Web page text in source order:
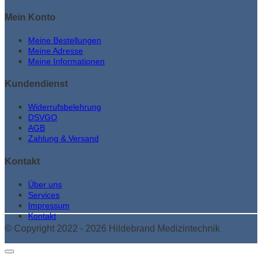
Mein Konto
Meine Bestellungen
Meine Adresse
Meine Informationen
Kundendienst
Widerrufsbelehrung
DSVGO
AGB
Zahlung & Versand
Kontakt
Über uns
Services
Impressum
Kontakt
© Copyright 2022 - 2026 Hildebrand Medizintechnik